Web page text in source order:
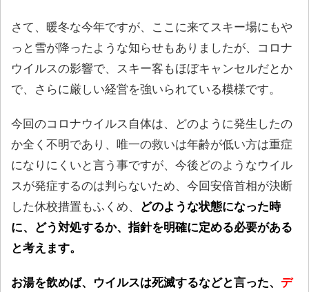
さて、暖冬な今年ですが、ここに来てスキー場にもや
っと雪が降ったような知らせもありましたが、コロナ
ウイルスの影響で、スキー客もほぼキャンセルだとか
で、さらに厳しい経営を強いられている模様です。
今回のコロナウイルス自体は、どのように発生したの
か全く不明であり、唯一の救いは年齢が低い方は重症
になりにくいと言う事ですが、今後どのようなウイル
スが発症するのは判らないため、今回安倍首相が決断
した休校措置もふくめ、 どのような状態になった時
に、どう対処するか、指針を明確に定める必要がある
と考えます。
お湯を飲めば、ウイルスは死滅するなどと言った、 デ